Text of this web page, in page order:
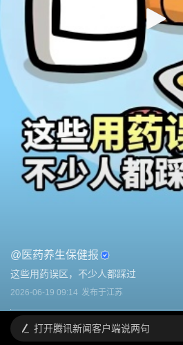
@ 医药养生保健报
这些用药误区，不少人都踩过
2026-06-19 09:14 发布于江苏
打开腾讯新闻客户端说两句